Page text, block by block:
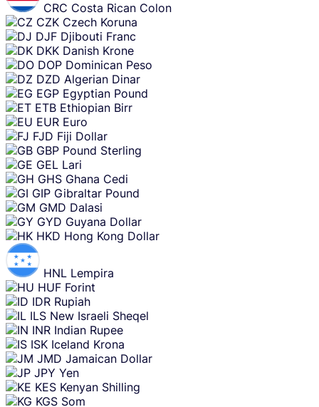
CRC Costa Rican Colon
CZK Czech Koruna
DJF Djibouti Franc
DKK Danish Krone
DOP Dominican Peso
DZD Algerian Dinar
EGP Egyptian Pound
ETB Ethiopian Birr
EUR Euro
FJD Fiji Dollar
GBP Pound Sterling
GEL Lari
GHS Ghana Cedi
GIP Gibraltar Pound
GMD Dalasi
GYD Guyana Dollar
HKD Hong Kong Dollar
HNL Lempira
HUF Forint
IDR Rupiah
ILS New Israeli Sheqel
INR Indian Rupee
ISK Iceland Krona
JMD Jamaican Dollar
JPY Yen
KES Kenyan Shilling
KGS Som